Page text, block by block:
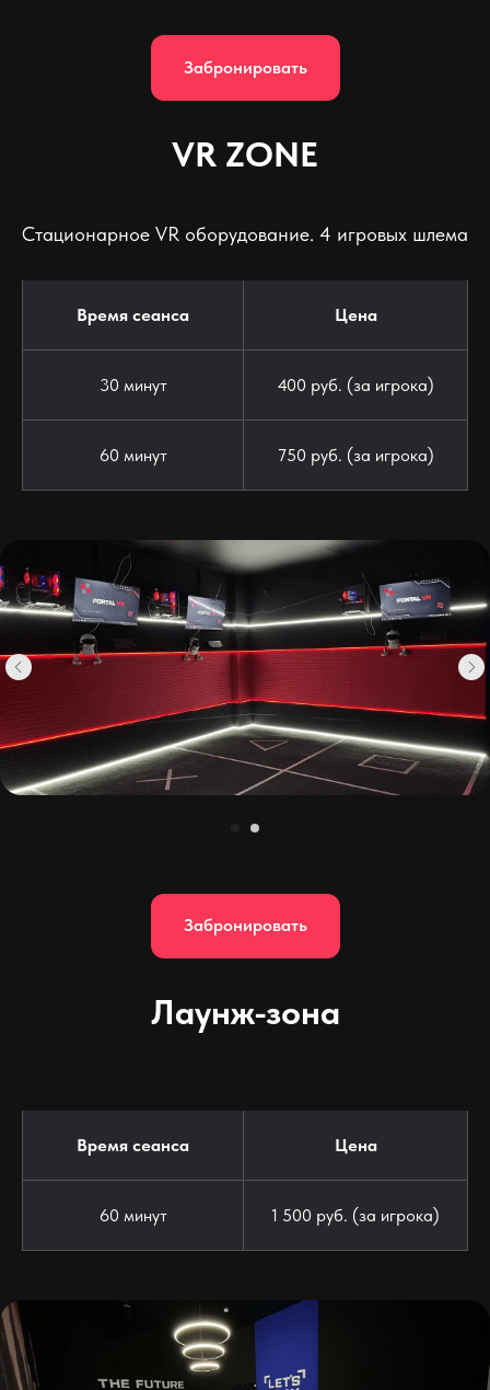
Забронировать
VR ZONE
Стационарное VR оборудование. 4 игровых шлема
Время сеанса Цена
30 минут 400 руб. (за игрока)
60 минут 750 руб. (за игрока)
Забронировать
Лаунж-зона
Время сеанса Цена
60 минут 1 500 руб. (за игрока)